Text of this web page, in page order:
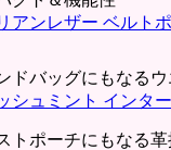
アンレザー ベルト
ドバッグにもなる
シュミント インタ
トポーチにもなる